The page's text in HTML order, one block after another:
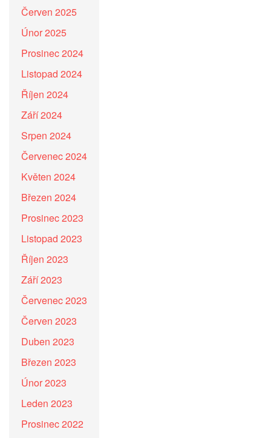
Červen 2025
Únor 2025
Prosinec 2024
Listopad 2024
Říjen 2024
Září 2024
Srpen 2024
Červenec 2024
Květen 2024
Březen 2024
Prosinec 2023
Listopad 2023
Říjen 2023
Září 2023
Červenec 2023
Červen 2023
Duben 2023
Březen 2023
Únor 2023
Leden 2023
Prosinec 2022